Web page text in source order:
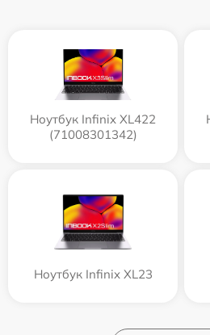
Ноутбук Infinix XL422
(71008301342)
Ноутбук Infinix XL23